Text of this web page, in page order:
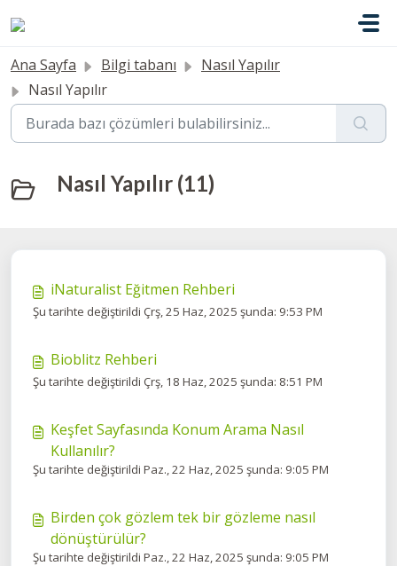
Ana Sayfa Bilgi tabanı
Nasıl Yapılır
Nasıl Yapılır
Nasıl Yapılır (11)
iNaturalist Eğitmen Rehberi
Şu tarihte değiştirildi Çrş, 25 Haz, 2025 şunda: 9:53 PM
Bioblitz Rehberi
Şu tarihte değiştirildi Çrş, 18 Haz, 2025 şunda: 8:51 PM
Keşfet Sayfasında Konum Arama Nasıl
Kullanılır?
Şu tarihte değiştirildi Paz., 22 Haz, 2025 şunda: 9:05 PM
Birden çok gözlem tek bir gözleme nasıl
dönüştürülür?
Şu tarihte değiştirildi Paz., 22 Haz, 2025 şunda: 9:05 PM